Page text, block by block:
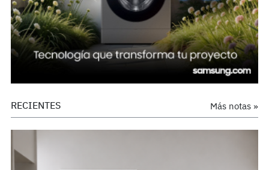
Más notas »
RECIENTES